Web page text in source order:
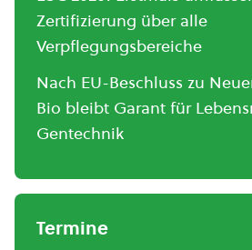
Zertifizierung über alle
Verpflegungsbereiche
Nach EU-Beschluss zu
Bio bleibt Garant für
Gentechnik
Termine